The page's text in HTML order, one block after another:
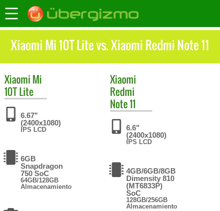
Xiaomi Mi 10T Lite vs. Xiaomi Redmi Note 11
Xiaomi Mi
10T Lite
6.67"
(2400x1080)
IPS LCD
6GB
Snapdragon
750 SoC
64GB/128GB
Almacenamiento
Xiaomi
Redmi
Note 11
6.6"
(2400x1080)
IPS LCD
4GB/6GB/8GB
Dimensity 810
(MT6833P)
SoC
128GB/256GB
Almacenamiento